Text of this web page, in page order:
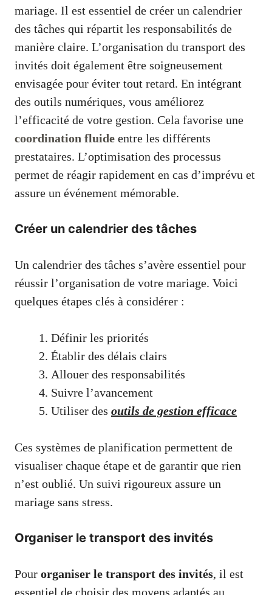
mariage. Il est essentiel de créer un calendrier
des tâches qui répartit les responsabilités de
manière claire. L’organisation du transport des
invités doit également être soigneusement
envisagée pour éviter tout retard. En intégrant
des outils numériques, vous améliorez
l’efficacité de votre gestion. Cela favorise une
coordination fluide entre les différents
prestataires. L’optimisation des processus
permet de réagir rapidement en cas d’imprévu et
assure un événement mémorable.
Créer un calendrier des tâches
Un calendrier des tâches s’avère essentiel pour
réussir l’organisation de votre mariage. Voici
quelques étapes clés à considérer :
Définir les priorités
Établir des délais clairs
Allouer des responsabilités
Suivre l’avancement
Utiliser des outils de gestion efficace
Ces systèmes de planification permettent de
visualiser chaque étape et de garantir que rien
n’est oublié. Un suivi rigoureux assure un
mariage sans stress.
Organiser le transport des invités
Pour organiser le transport des invités, il est
essentiel de choisir des moyens adaptés au